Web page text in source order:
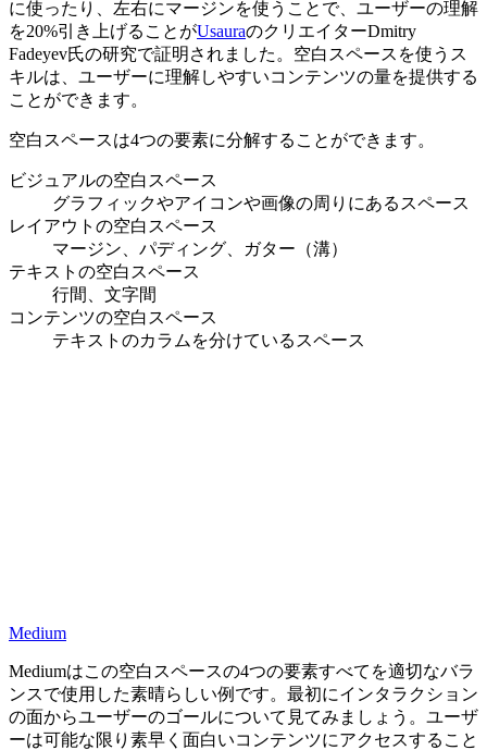
に使ったり、左右にマージンを使うことで、ユーザーの理解
を20%引き上げることがUsauraのクリエイターDmitry
Fadeyev氏の研究で証明されました。空白スペースを使うス
キルは、ユーザーに理解しやすいコンテンツの量を提供する
ことができます。
空白スペースは4つの要素に分解することができます。
ビジュアルの空白スペース
グラフィックやアイコンや画像の周りにあるスペース
レイアウトの空白スペース
マージン、パディング、ガター（溝）
テキストの空白スペース
行間、文字間
コンテンツの空白スペース
テキストのカラムを分けているスペース
Medium
Mediumはこの空白スペースの4つの要素すべてを適切なバラ
ンスで使用した素晴らしい例です。最初にインタラクション
の面からユーザーのゴールについて見てみましょう。ユーザ
ーは可能な限り素早く面白いコンテンツにアクセスすること